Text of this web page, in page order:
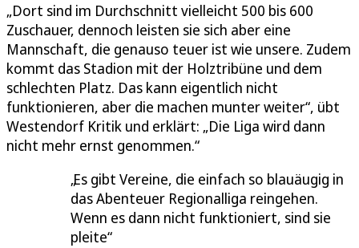
„Dort sind im Durchschnitt vielleicht 500 bis 600
Zuschauer, dennoch leisten sie sich aber eine
Mannschaft, die genauso teuer ist wie unsere. Zudem
kommt das Stadion mit der Holztribüne und dem
schlechten Platz. Das kann eigentlich nicht
funktionieren, aber die machen munter weiter“, übt
Westendorf Kritik und erklärt: „Die Liga wird dann
nicht mehr ernst genommen.“
Es gibt Vereine, die einfach so blauäugig in
das Abenteuer Regionalliga reingehen.
Wenn es dann nicht funktioniert, sind sie
pleite